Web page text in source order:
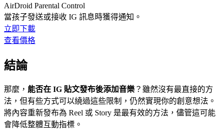
AirDroid Parental Control
當孩子發送或接收 IG 訊息時獲得通知。
立即下載
查看價格
結論
那麼， 能否在 IG 貼文發布後添加音樂 ？雖然沒有最直接的方
法，但有些方式可以繞過這些限制，仍然實現你的創意想法。
將內容重新發布為 Reel 或 Story 是最有效的方法，儘管這可能
會降低整體互動指標。